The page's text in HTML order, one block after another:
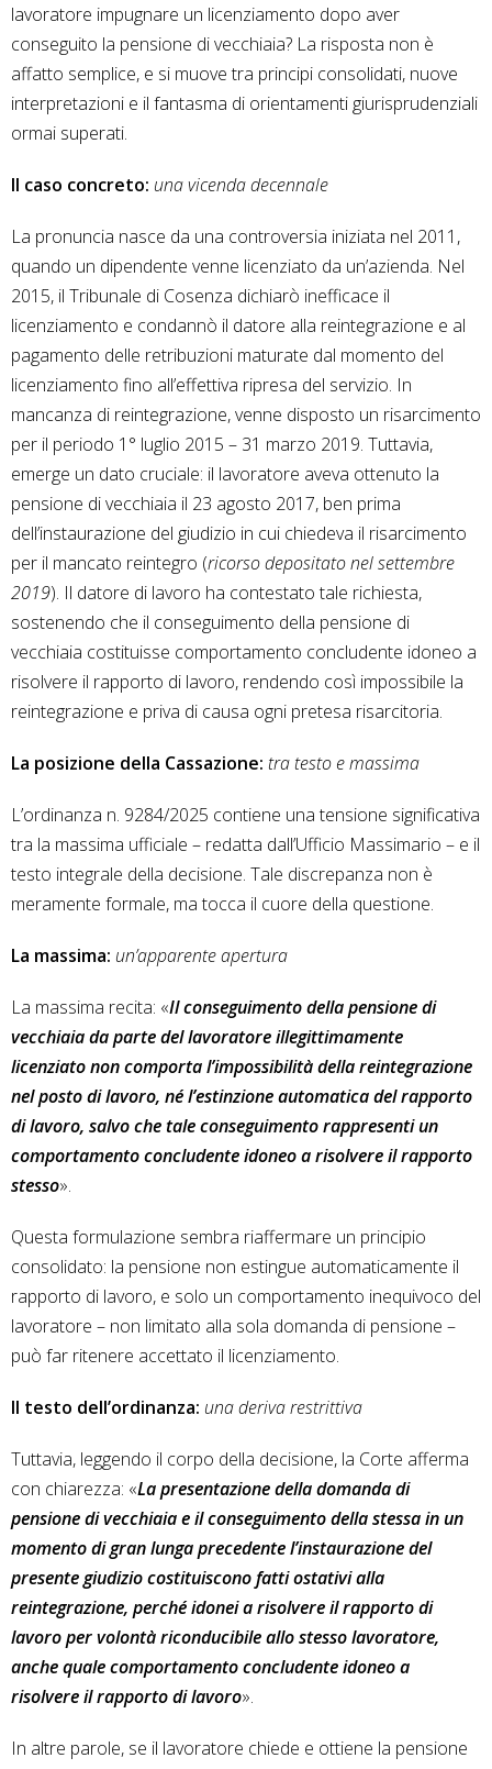
lavoratore impugnare un licenziamento dopo aver
conseguito la pensione di vecchiaia? La risposta non è
affatto semplice, e si muove tra principi consolidati, nuove
interpretazioni e il fantasma di orientamenti giurisprudenziali
ormai superati.
Il caso concreto: una vicenda decennale
La pronuncia nasce da una controversia iniziata nel 2011,
quando un dipendente venne licenziato da un’azienda. Nel
2015, il Tribunale di Cosenza dichiarò inefficace il
licenziamento e condannò il datore alla reintegrazione e al
pagamento delle retribuzioni maturate dal momento del
licenziamento fino all’effettiva ripresa del servizio. In
mancanza di reintegrazione, venne disposto un risarcimento
per il periodo 1° luglio 2015 – 31 marzo 2019. Tuttavia,
emerge un dato cruciale: il lavoratore aveva ottenuto la
pensione di vecchiaia il 23 agosto 2017, ben prima
dell’instaurazione del giudizio in cui chiedeva il risarcimento
per il mancato reintegro (ricorso depositato nel settembre
2019). Il datore di lavoro ha contestato tale richiesta,
sostenendo che il conseguimento della pensione di
vecchiaia costituisse comportamento concludente idoneo a
risolvere il rapporto di lavoro, rendendo così impossibile la
reintegrazione e priva di causa ogni pretesa risarcitoria.
La posizione della Cassazione: tra testo e massima
L’ordinanza n. 9284/2025 contiene una tensione significativa
tra la massima ufficiale – redatta dall’Ufficio Massimario – e il
testo integrale della decisione. Tale discrepanza non è
meramente formale, ma tocca il cuore della questione.
La massima: un’apparente apertura
La massima recita: «Il conseguimento della pensione di
vecchiaia da parte del lavoratore illegittimamente
licenziato non comporta l’impossibilità della reintegrazione
nel posto di lavoro, né l’estinzione automatica del rapporto
di lavoro, salvo che tale conseguimento rappresenti un
comportamento concludente idoneo a risolvere il rapporto
stesso».
Questa formulazione sembra riaffermare un principio
consolidato: la pensione non estingue automaticamente il
rapporto di lavoro, e solo un comportamento inequivoco del
lavoratore – non limitato alla sola domanda di pensione –
può far ritenere accettato il licenziamento.
Il testo dell’ordinanza: una deriva restrittiva
Tuttavia, leggendo il corpo della decisione, la Corte afferma
con chiarezza: «La presentazione della domanda di
pensione di vecchiaia e il conseguimento della stessa in un
momento di gran lunga precedente l’instaurazione del
presente giudizio costituiscono fatti ostativi alla
reintegrazione, perché idonei a risolvere il rapporto di
lavoro per volontà riconducibile allo stesso lavoratore,
anche quale comportamento concludente idoneo a
risolvere il rapporto di lavoro».
In altre parole, se il lavoratore chiede e ottiene la pensione